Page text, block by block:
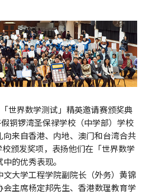
世界数学测试」精英邀请赛颁奖典
铜锣湾圣保禄学校（中学部）学校
来自香港、内地、澳门和台湾合共
颁发奖项，表扬他们在「世界数学
的优秀表现。
文大学工程学院副院长（外务）黄锦
主席杨定邦先生、香港数理教育学